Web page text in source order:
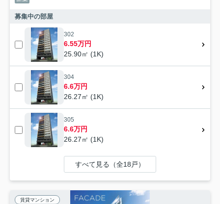
募集中の部屋
302
6.55万円
25.90㎡ (1K)
304
6.6万円
26.27㎡ (1K)
305
6.6万円
26.27㎡ (1K)
すべて見る（全18戸）
賃貸マンション